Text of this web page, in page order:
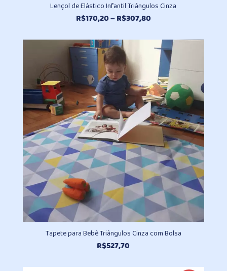
Lençol de Elástico Infantil Triângulos Cinza
R$170,20–R$307,80Faixa
preço:
R$170,20
através
R$307,80
Tapete para Bebê Triângulos Cinza com Bolsa
R$527,70